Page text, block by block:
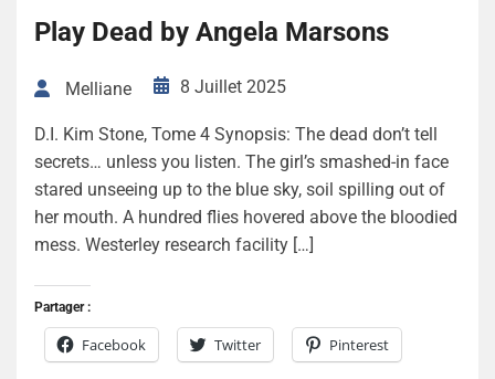
Play Dead by Angela Marsons
Melliane 8 Juillet 2025
D.I. Kim Stone, Tome 4 Synopsis: The dead don’t tell
secrets… unless you listen. The girl’s smashed-in face
stared unseeing up to the blue sky, soil spilling out of
her mouth. A hundred flies hovered above the bloodied
mess. Westerley research facility […]
Partager :
Facebook Twitter Pinterest